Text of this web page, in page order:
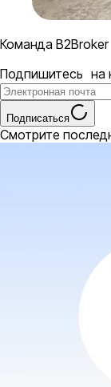
Команда B2Broker
Подпишитесь на
Подписаться
Смотрите